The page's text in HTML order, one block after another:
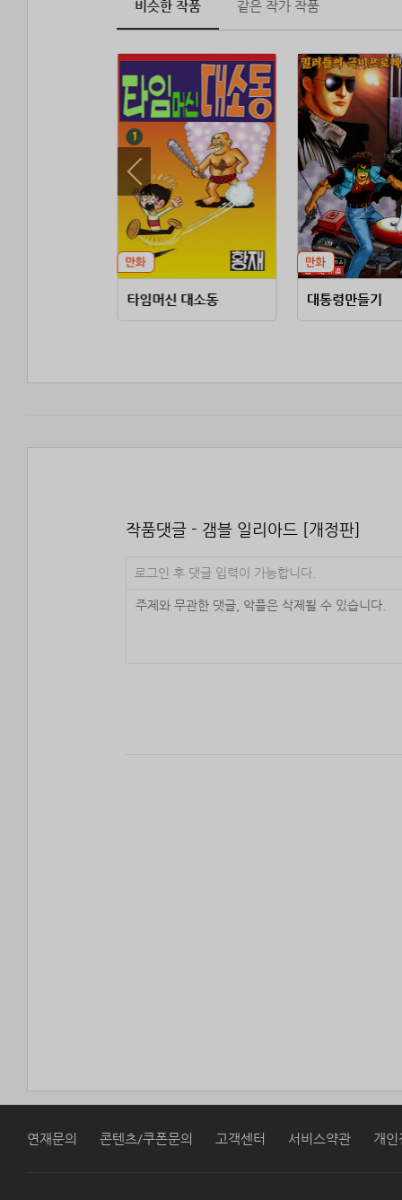
비슷한 작품 같은 작가 작품
타임머신 대소동 대통령만들기
작품댓글 - 갬블 일리아드 [개정판]
로그인 후 댓글 입력이 가능합니다.
연재문의 콘텐츠/쿠폰문의 고객센터 서비스약관 개인